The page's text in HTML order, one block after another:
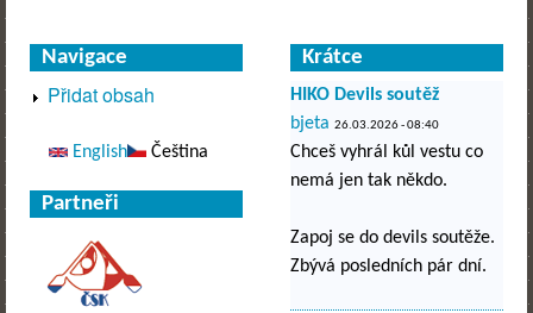
Navigace
Přidat obsah
English Čeština
Partneři
Krátce
HIKO Devils soutěž
bjeta 26.03.2026 - 08:40
Chceš vyhrál kůl vestu co
nemá jen tak někdo.
Zapoj se do devils soutěže.
Zbývá posledních pár dní.